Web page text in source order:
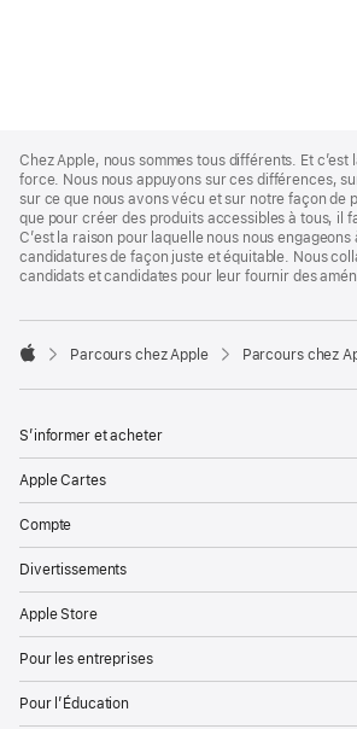
Footer
Chez Apple, nous sommes tous différents. Et c’est
force. Nous nous appuyons sur ces différences,
sur ce que nous avons vécu et sur notre façon de
que pour créer des produits accessibles à tous, il
C’est la raison pour laquelle nous nous
candidatures de façon juste et équitable. Nous
candidats et candidates pour leur fournir des

Parcours chez Apple Parcours chez
S’informer et acheter
Apple Cartes
Compte
Divertissements
Apple Store
Pour les entreprises
Pour l’Éducation